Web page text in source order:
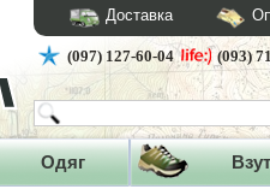
Доставка
(097) 127-60-04 (093)
Одяг